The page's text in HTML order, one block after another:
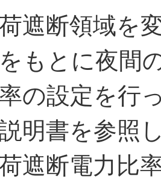
遮断領域を
もとに夜間
の設定を行
明書を参照
遮断電力比